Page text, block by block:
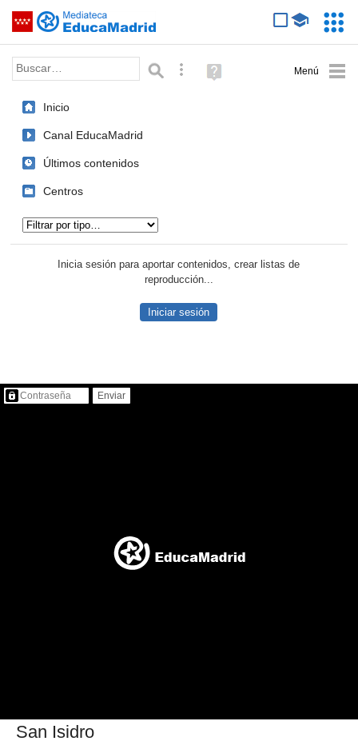
Saltar navegación
Palabra o frase: Búsqueda avanzada
Ayuda
(en
Inicio
Canal EducaMadrid
Últimos contenidos
Centros
Inicia sesión para aportar contenidos, crear listas de
reproducción...
Iniciar sesión
Contenido protegido…
San Isidro